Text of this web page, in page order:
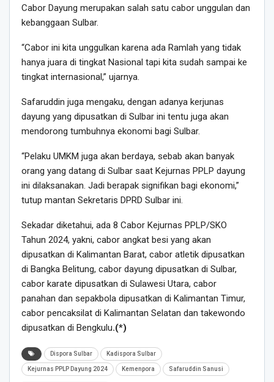
Cabor Dayung merupakan salah satu cabor unggulan dan
kebanggaan Sulbar.
“Cabor ini kita unggulkan karena ada Ramlah yang tidak
hanya juara di tingkat Nasional tapi kita sudah sampai ke
tingkat internasional,” ujarnya.
Safaruddin juga mengaku, dengan adanya kerjunas
dayung yang dipusatkan di Sulbar ini tentu juga akan
mendorong tumbuhnya ekonomi bagi Sulbar.
“Pelaku UMKM juga akan berdaya, sebab akan banyak
orang yang datang di Sulbar saat Kejurnas PPLP dayung
ini dilaksanakan. Jadi berapak signifikan bagi ekonomi,”
tutup mantan Sekretaris DPRD Sulbar ini.
Sekadar diketahui, ada 8 Cabor Kejurnas PPLP/SKO
Tahun 2024, yakni, cabor angkat besi yang akan
dipusatkan di Kalimantan Barat, cabor atletik dipusatkan
di Bangka Belitung, cabor dayung dipusatkan di Sulbar,
cabor karate dipusatkan di Sulawesi Utara, cabor
panahan dan sepakbola dipusatkan di Kalimantan Timur,
cabor pencaksilat di Kalimantan Selatan dan takewondo
dipusatkan di Bengkulu.(*)
Dispora Sulbar Kadispora Sulbar
Kejurnas PPLP Dayung 2024 Kemenpora Safaruddin Sanusi